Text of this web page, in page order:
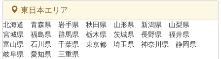
東日本エリア
北海道 青森県 岩手県 秋田県 山形県 新潟県
山梨県
宮城県
福島県 群馬県 栃木県 茨城県 長野県
福井県
富山県
石川県 千葉県 東京都 埼玉県 神奈川県
静岡県
岐阜県
愛知県 三重県